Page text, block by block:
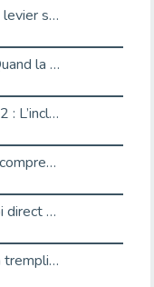
L’alternance : un levier stratégique pour recruter et inclure durablement
Fibromyalgie : Quand la douleur invisible s’invite au bureau
CAP EMPLOI 92 : L’inclusion portée à son sommet, bien au-delà des quotas
38 vidéos pour comprendre et agir durablement
Le taux d’emploi direct dans la fonction publique dépasse 6 % en 2025
L'alternance : un tremplin vers l'emploi aussi pour les personnes en situation de handicap